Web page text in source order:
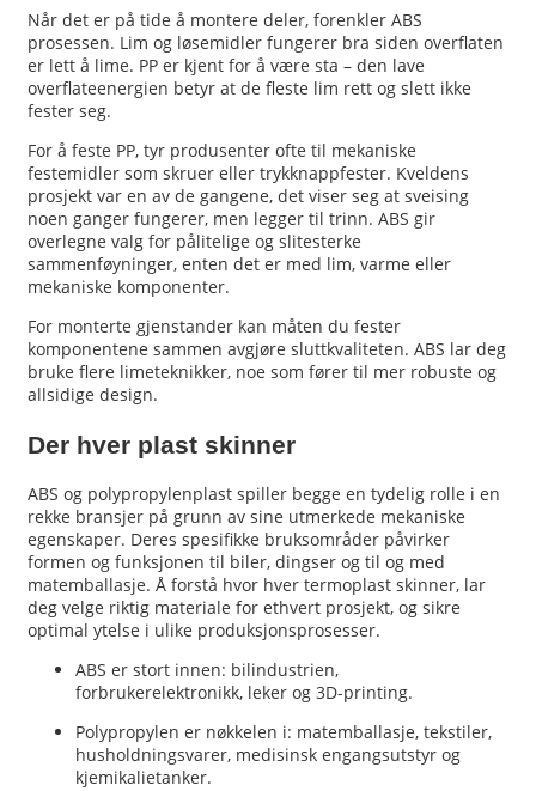
Når det er på tide å montere deler, forenkler ABS
prosessen. Lim og løsemidler fungerer bra siden overflaten
er lett å lime. PP er kjent for å være sta – den lave
overflateenergien betyr at de fleste lim rett og slett ikke
fester seg.
For å feste PP, tyr produsenter ofte til mekaniske
festemidler som skruer eller trykknappfester. Kveldens
prosjekt var en av de gangene, det viser seg at sveising
noen ganger fungerer, men legger til trinn. ABS gir
overlegne valg for pålitelige og slitesterke
sammenføyninger, enten det er med lim, varme eller
mekaniske komponenter.
For monterte gjenstander kan måten du fester
komponentene sammen avgjøre sluttkvaliteten. ABS lar deg
bruke flere limeteknikker, noe som fører til mer robuste og
allsidige design.
Der hver plast skinner
ABS og polypropylenplast spiller begge en tydelig rolle i en
rekke bransjer på grunn av sine utmerkede mekaniske
egenskaper. Deres spesifikke bruksområder påvirker
formen og funksjonen til biler, dingser og til og med
matemballasje. Å forstå hvor hver termoplast skinner, lar
deg velge riktig materiale for ethvert prosjekt, og sikre
optimal ytelse i ulike produksjonsprosesser.
ABS er stort innen: bilindustrien,
forbrukerelektronikk, leker og 3D-printing.
Polypropylen er nøkkelen i: matemballasje, tekstiler,
husholdningsvarer, medisinsk engangsutstyr og
kjemikalietanker.